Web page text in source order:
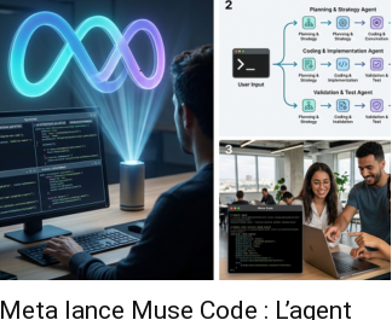
Meta lance Muse Code : L’agent